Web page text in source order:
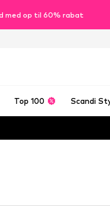
med op til 60% rabat
Top 100 Scandi